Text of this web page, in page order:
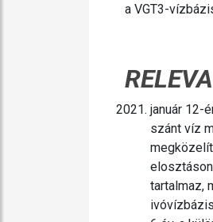
a VGT3-
január 12-
szánt víz
tartalmaz,